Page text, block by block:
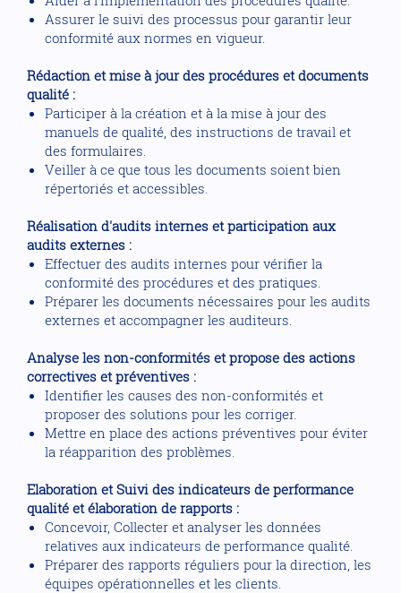
Assurer le suivi des processus pour garantir leur
conformité aux normes en vigueur.
Rédaction et mise à jour des procédures et documents
qualité :
Participer à la création et à la mise à jour des
manuels de qualité, des instructions de travail et
des formulaires.
Veiller à ce que tous les documents soient bien
répertoriés et accessibles.
Réalisation d'audits internes et participation aux
audits externes :
Effectuer des audits internes pour vérifier la
conformité des procédures et des pratiques.
Préparer les documents nécessaires pour les audits
externes et accompagner les auditeurs.
Analyse les non-conformités et propose des actions
correctives et préventives :
Identifier les causes des non-conformités et
proposer des solutions pour les corriger.
Mettre en place des actions préventives pour éviter
la réapparition des problèmes.
Elaboration et Suivi des indicateurs de performance
qualité et élaboration de rapports :
Concevoir, Collecter et analyser les données
relatives aux indicateurs de performance qualité.
Préparer des rapports réguliers pour la direction, les
équipes opérationnelles et les clients.